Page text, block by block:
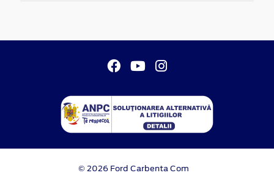
© 2026 Ford Carbenta Com